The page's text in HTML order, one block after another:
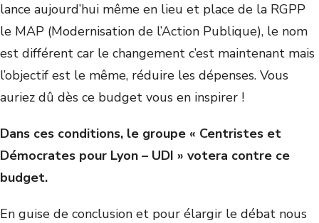
lance aujourd’hui même en lieu et place de la RGPP
le MAP (Modernisation de l’Action Publique), le nom
est différent car le changement c’est maintenant mais
l’objectif est le même, réduire les dépenses. Vous
auriez dû dès ce budget vous en inspirer !
Dans ces conditions, le groupe « Centristes et
Démocrates pour Lyon – UDI » votera contre ce
budget.
En guise de conclusion et pour élargir le débat nous